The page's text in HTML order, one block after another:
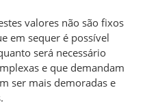
valores não são fixos
em sequer é possível
será necessário
e que demandam
ser mais demoradas e